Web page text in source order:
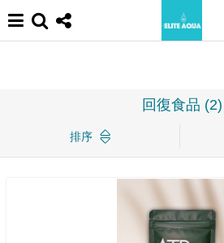
回復食品 (2)
排序